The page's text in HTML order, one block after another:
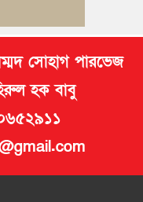
সোহাগ পারভেজ
হক বাবু